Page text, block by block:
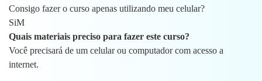
Consigo fazer o curso apenas utilizando meu celular?
SiM
Quais materiais preciso para fazer este curso?
Você precisará de um celular ou computador com acesso a
internet.